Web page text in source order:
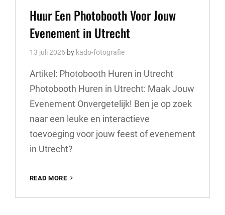
Links
Huur Een Photobooth Voor Jouw
Evenement in Utrecht
13 juli 2026 by kado-fotografie
Artikel: Photobooth Huren in Utrecht
Photobooth Huren in Utrecht: Maak Jouw
Evenement Onvergetelijk! Ben je op zoek
naar een leuke en interactieve
toevoeging voor jouw feest of evenement
in Utrecht?
READ MORE
PHOTOBOOTH